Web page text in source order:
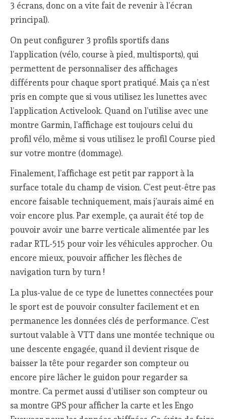
3 écrans, donc on a vite fait de revenir à l’écran
principal).
On peut configurer 3 profils sportifs dans
l’application (vélo, course à pied, multisports), qui
permettent de personnaliser des affichages
différents pour chaque sport pratiqué. Mais ça n’est
pris en compte que si vous utilisez les lunettes avec
l’application Activelook. Quand on l’utilise avec une
montre Garmin, l’affichage est toujours celui du
profil vélo, même si vous utilisez le profil Course pied
sur votre montre (dommage).
Finalement, l’affichage est petit par rapport à la
surface totale du champ de vision. C’est peut-être pas
encore faisable techniquement, mais j’aurais aimé en
voir encore plus. Par exemple, ça aurait été top de
pouvoir avoir une barre verticale alimentée par les
radar RTL-515 pour voir les véhicules approcher. Ou
encore mieux, pouvoir afficher les flèches de
navigation turn by turn !
La plus-value de ce type de lunettes connectées pour
le sport est de pouvoir consulter facilement et en
permanence les données clés de performance. C’est
surtout valable à VTT dans une montée technique ou
une descente engagée, quand il devient risque de
baisser la tête pour regarder son compteur ou
encore pire lâcher le guidon pour regarder sa
montre. Ca permet aussi d’utiliser son compteur ou
sa montre GPS pour afficher la carte et les Engo